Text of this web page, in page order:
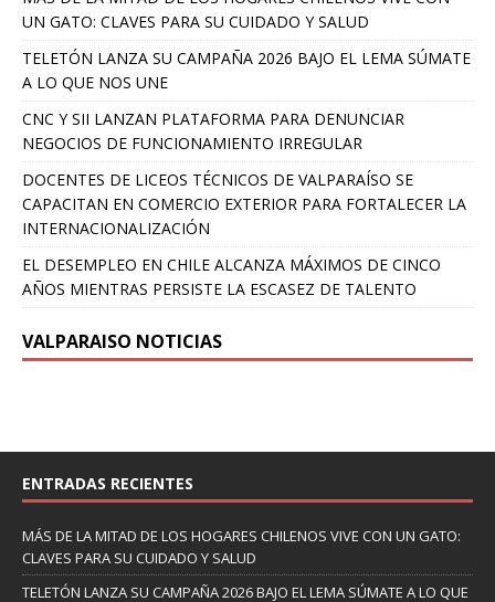
UN GATO: CLAVES PARA SU CUIDADO Y SALUD
TELETÓN LANZA SU CAMPAÑA 2026 BAJO EL LEMA SÚMATE
A LO QUE NOS UNE
CNC Y SII LANZAN PLATAFORMA PARA DENUNCIAR
NEGOCIOS DE FUNCIONAMIENTO IRREGULAR
DOCENTES DE LICEOS TÉCNICOS DE VALPARAÍSO SE
CAPACITAN EN COMERCIO EXTERIOR PARA FORTALECER LA
INTERNACIONALIZACIÓN
EL DESEMPLEO EN CHILE ALCANZA MÁXIMOS DE CINCO
AÑOS MIENTRAS PERSISTE LA ESCASEZ DE TALENTO
VALPARAISO NOTICIAS
ENTRADAS RECIENTES
MÁS DE LA MITAD DE LOS HOGARES CHILENOS VIVE CON UN GATO:
CLAVES PARA SU CUIDADO Y SALUD
TELETÓN LANZA SU CAMPAÑA 2026 BAJO EL LEMA SÚMATE A LO QUE